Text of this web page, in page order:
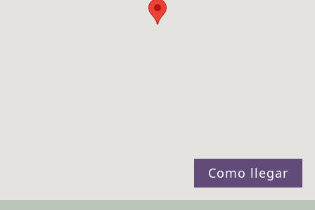
Como llegar